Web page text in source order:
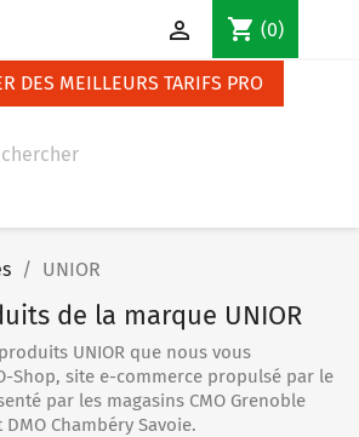
shopping_cart (0)

DES MEILLEURS TARIFS PRO
UNIOR
de la marque UNIOR
UNIOR que nous vous
Shop, site e-commerce propulsé par le
par les magasins CMO Grenoble
Chambéry Savoie.
cookies